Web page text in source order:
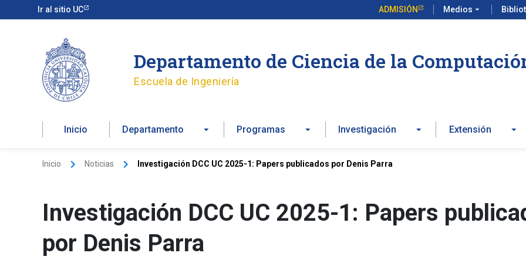
Ir al sitio UC ADMISIÓN Medios arrow_drop_down
al
Departamento de Ciencia de la
Escuela de Ingeniería
Inicio Departamento Programas Investigación Extensión
Inicio Noticias Investigación DCC UC 2025-1: Papers publicados por Denis Parra
Investigación DCC UC 2025-1: Papers
por Denis Parra